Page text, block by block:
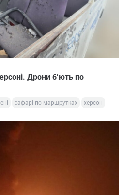
Дрони б‘ють по
сафарі по маршрутках херсон